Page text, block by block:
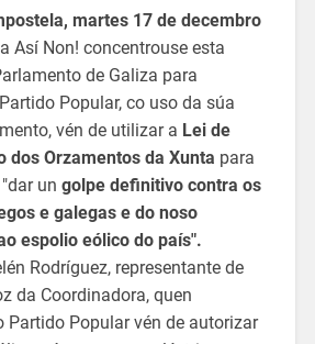
martes 17 de decembro
Así Non! concentrouse esta
de Galiza para
Popular, co uso da súa
vén de utilizar a Lei de
dos Orzamentos da Xunta para
un golpe definitivo contra os
e galegas e do noso
espolio eólico do país".
Rodríguez, representante de
da Coordinadora, quen
Partido Popular vén de autorizar